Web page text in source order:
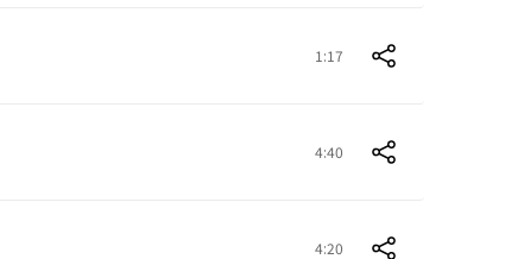
1:17
4:40
4:20